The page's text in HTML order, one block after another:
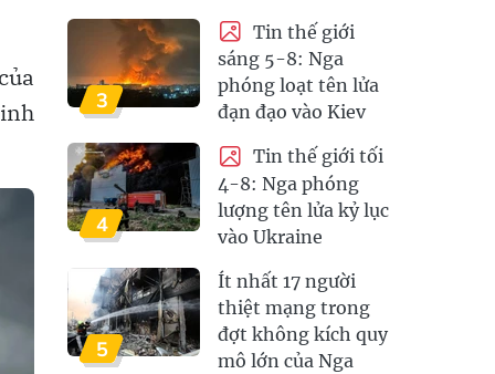
3
Tin thế giới
sáng 5-8: Nga
phóng loạt tên lửa
đạn đạo vào Kiev
4
Tin thế giới tối
4-8: Nga phóng
lượng tên lửa kỷ lục
vào Ukraine
5
Ít nhất 17 người
thiệt mạng trong
đợt không kích quy
mô lớn của Nga